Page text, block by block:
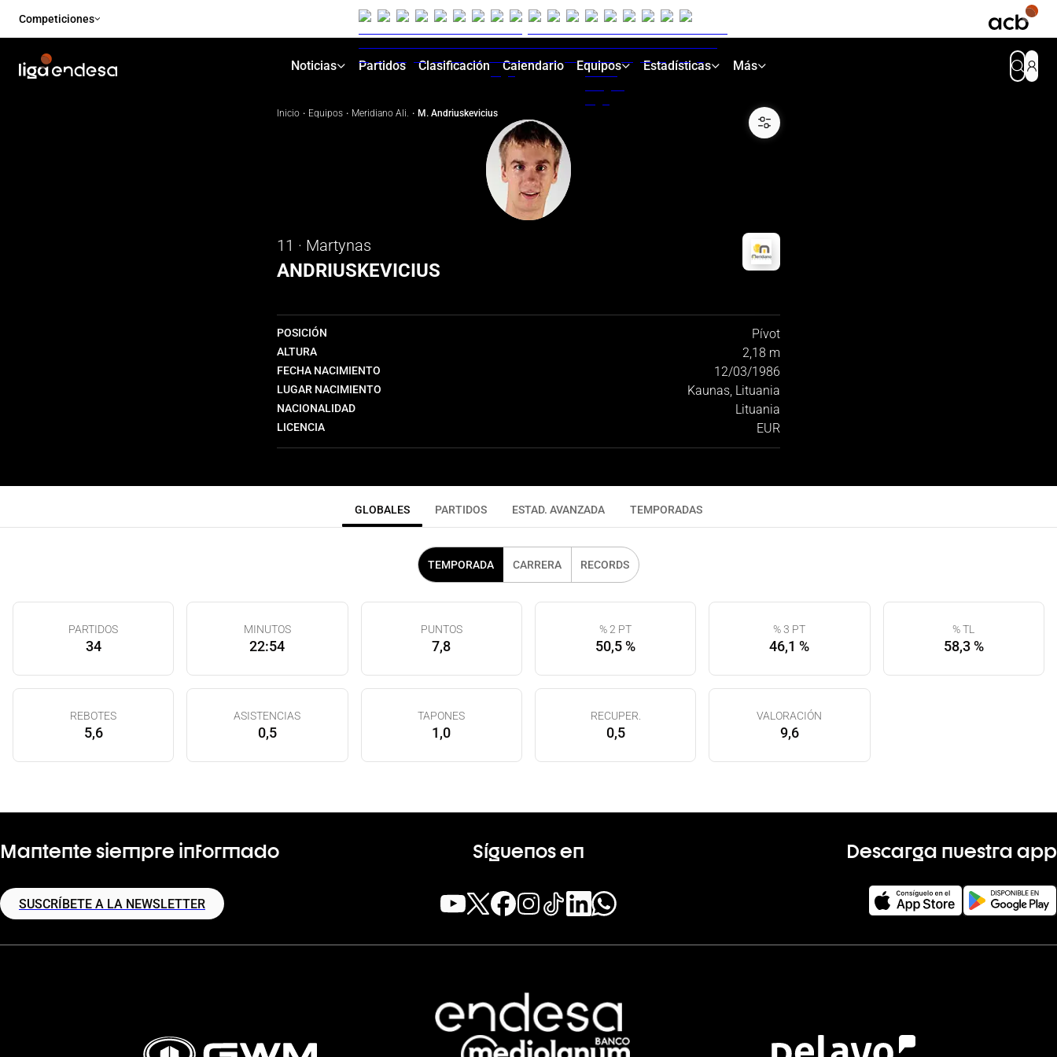
Competiciones
Noticias Partidos Clasificación Calendario Equipos Estadísticas Más
Inicio · Equipos · Meridiano Ali. · M. Andriuskevicius
11 · Martynas
ANDRIUSKEVICIUS
POSICIÓN Pívot
ALTURA 2,18 m
FECHA NACIMIENTO 12/03/1986
LUGAR NACIMIENTO Kaunas, Lituania
NACIONALIDAD Lituania
LICENCIA EUR
GLOBALES PARTIDOS ESTAD. AVANZADA TEMPORADAS
TEMPORADA CARRERA RECORDS
PARTIDOS
34
MINUTOS
22:54
PUNTOS
7,8
% 2 PT
50,5 %
% 3 PT
46,1 %
% TL
58,3 %
REBOTES
5,6
ASISTENCIAS
0,5
TAPONES
1,0
RECUPER.
0,5
VALORACIÓN
9,6
Mantente siempre informado
SUSCRÍBETE A LA NEWSLETTER
Síguenos en Descarga nuestra app